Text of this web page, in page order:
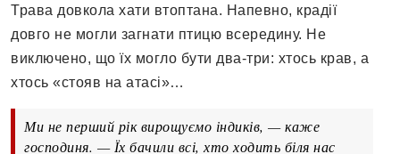
Трава довкола хати втоптана. Напевно, крадії
довго не могли загнати птицю всередину. Не
виключено, що їх могло бути два-три: хтось крав, а
хтось «стояв на атасі»…
Ми не перший рік вирощуємо індиків, — каже
господиня. — Їх бачили всі, хто ходить біля нас